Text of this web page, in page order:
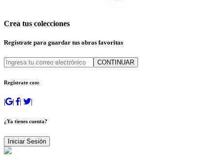
Crea tus colecciones
Regístrate para guardar tus obras favoritas
CONTINUAR
Regístrate con:
| | | |
¿Ya tienes cuenta?
Iniciar Sesión